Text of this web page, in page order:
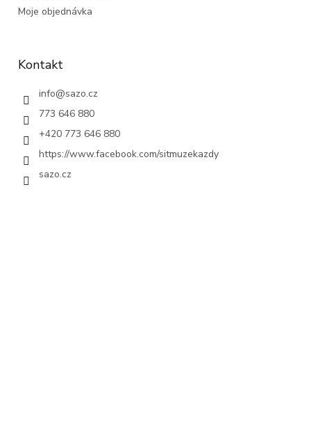
Moje objednávka
Kontakt
info@sazo.cz
773 646 880
+420 773 646 880
https://www.facebook.com/sitmuzekazdy
sazo.cz